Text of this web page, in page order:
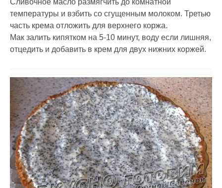
температуры и взбить со сгущенным молоком. Третью
часть крема отложить для верхнего коржа.
Мак залить кипятком на 5-10 минут, воду если лишняя,
отцедить и добавить в крем для двух нижних коржей.